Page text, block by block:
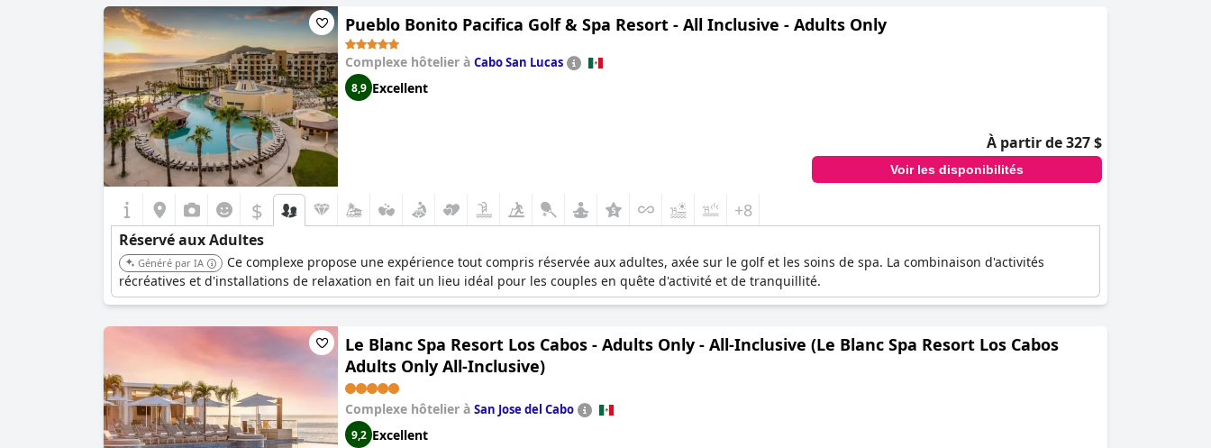
nocturne du centre-ville de Cabo San Lucas. Pour ceux qui recherchent la détente, des soins de spa revigorants et des séances de yoga sont disponibles. Les
Resorts & Spas Breathless sont réputés pour leur engagement à élever l'expérience de la villégiature tout compris. Grâce à l'option Unlimited-Luxury, les clients
peuvent savourer des cocktails de premier choix dans les bars chics, les salons et les piscines, profiter d'une restauration gastronomique illimitée et d'un
service en chambre 24 heures sur 24, et participer à des événements énergiques et à des divertissements électrisants dans le complexe. Qu'il s'agisse
d'organiser un mariage ou une lune de miel à Cabo, des vacances romantiques en couple ou l'ultime enterrement de vie de jeune fille au Mexique, le
Breathless Cabo San Lucas offre une escapade vibrante en bord de mer, où le luxe est tout compris. Pour une touche supplémentaire de sérénité, le relax Spa
by Pevonia, de classe mondiale, propose une sélection de traitements luxueux dans une oasis de sérénité, garantissant que chaque client reparte rajeuni et
rafraîchi.
Pueblo Bonito Pacifica Golf & Spa Resort - All Inclusive - Adults Only
Complexe hôtelier à Cabo San Lucas
8,9 Excellent
À partir de 327 $
Voir les disponibilités
$ +8
Réservé aux Adultes
Généré par IA
Ce complexe propose une expérience tout compris réservée aux adultes, axée sur le golf et les soins de spa. La combinaison d'activités
récréatives et d'installations de relaxation en fait un lieu idéal pour les couples en quête d'activité et de tranquillité.
Le Blanc Spa Resort Los Cabos - Adults Only - All-Inclusive (Le Blanc Spa Resort Los Cabos
Adults Only All-Inclusive)
Complexe hôtelier à San Jose del Cabo
9,2 Excellent